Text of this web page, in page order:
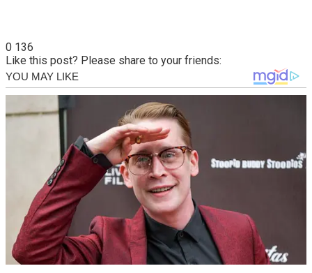
0 136
Like this post? Please share to your friends: